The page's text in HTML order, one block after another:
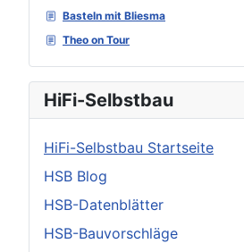
Basteln mit Bliesma
Theo on Tour
HiFi-Selbstbau
HiFi-Selbstbau Startseite
HSB Blog
HSB-Datenblätter
HSB-Bauvorschläge